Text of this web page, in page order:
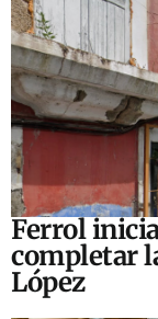
Ferrol
completar
López